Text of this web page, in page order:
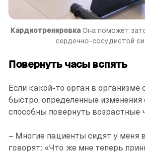
Кардиотренировка Она поможет
сердечно-сосудистой
Повернуть часы вспять
Если какой-то орган в организме
быстро, определенные изменения
способны повернуть возрастные
– Многие пациенты сидят у меня
говорят: «Что же мне теперь